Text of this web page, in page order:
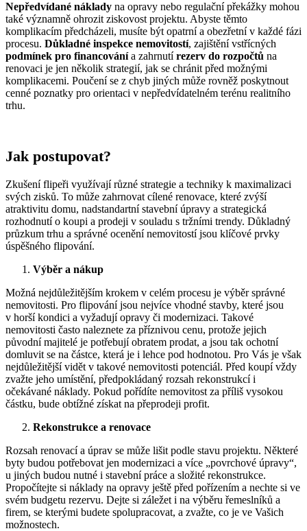
Nepředvídané náklady na opravy nebo regulační překážky mohou
také významně ohrozit ziskovost projektu. Abyste těmto
komplikacím předcházeli, musíte být opatrní a obezřetní v každé fázi
procesu. Důkladné inspekce nemovitostí, zajištění vstřícných
podmínek pro financovánía zahrnutírezerv do rozpočtů na
renovaci je jen několik strategií, jak se chránit před možnými
komplikacemi. Poučení se z chyb jiných může rovněž poskytnout
cenné poznatky pro orientaci v nepředvídatelném terénu realitního
trhu.
Jak postupovat?
Zkušení flipeři využívají různé strategie a techniky k maximalizaci
svých zisků. To může zahrnovat cílené renovace, které zvýší
atraktivitu domu, nadstandartní stavební úpravy a strategická
rozhodnutí o koupi a prodeji v souladu s tržními trendy. Důkladný
průzkum trhu a správné ocenění nemovitostí jsou klíčové prvky
úspěšného flipování.
Výběr a nákup
Možná nejdůležitějším krokem v celém procesu je výběr správné
nemovitosti. Pro flipování jsou nejvíce vhodné stavby, které jsou
v horší kondici a vyžadují opravy či modernizaci. Takové
nemovitosti často naleznete za příznivou cenu, protože jejich
původní majitelé je potřebují obratem prodat, a jsou tak ochotní
domluvit se na částce, která je i lehce pod hodnotou. Pro Vás je však
nejdůležitější vidět v takové nemovitosti potenciál. Před koupí vždy
zvažte jeho umístění, předpokládaný rozsah rekonstrukcí i
očekávané náklady. Pokud pořídíte nemovitost za příliš vysokou
částku, bude obtížné získat na přeprodeji profit.
Rekonstrukce a renovace
Rozsah renovací a úprav se může lišit podle stavu projektu. Některé
byty budou potřebovat jen modernizaci a více „povrchové úpravy“,
u jiných budou nutné i stavební práce a složité rekonstrukce.
Propočítejte si náklady na opravy ještě před pořízením a nechte si ve
svém budgetu rezervu. Dejte si záležet i na výběru řemeslníků a
firem, se kterými budete spolupracovat, a zvažte, co je ve Vašich
možnostech.